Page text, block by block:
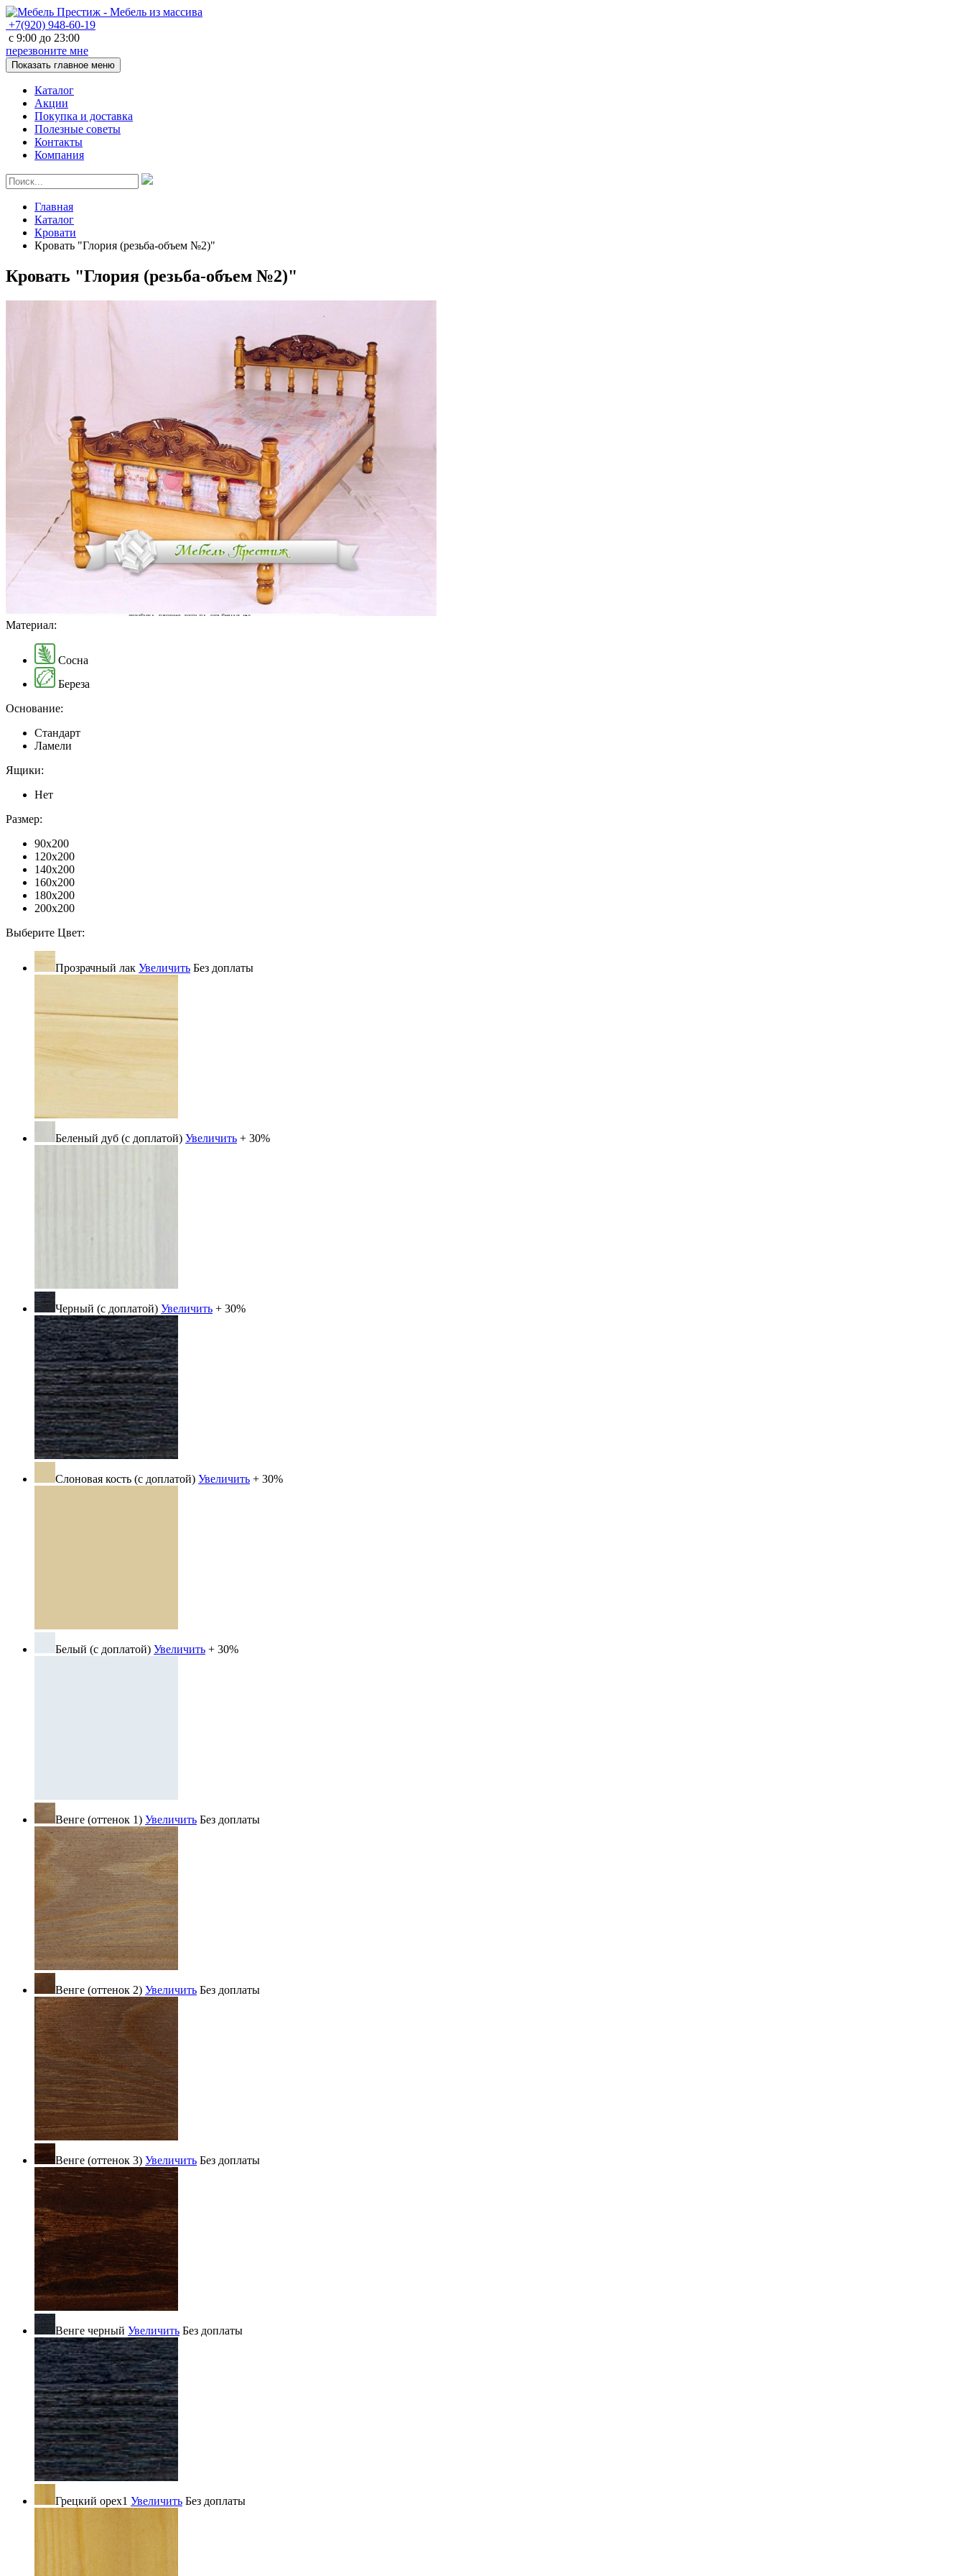
+7(920) 948-60-19
с 9:00 до 23:00
перезвоните мне
Показать главное меню
Каталог
Акции
Покупка и доставка
Полезные советы
Контакты
Компания
Главная
Каталог
Кровати
Кровать "Глория (резьба-объем №2)"
Кровать "Глория (резьба-объем №2)"
Материал:
Сосна
Береза
Основание:
Стандарт
Ламели
Ящики:
Нет
Размер:
90x200
120x200
140x200
160x200
180x200
200x200
Выберите Цвет:
Прозрачный лак Увеличить Без доплаты
Беленый дуб (с доплатой) Увеличить + 30%
Черный (с доплатой) Увеличить + 30%
Слоновая кость (с доплатой) Увеличить + 30%
Белый (с доплатой) Увеличить + 30%
Венге (оттенок 1) Увеличить Без доплаты
Венге (оттенок 2) Увеличить Без доплаты
Венге (оттенок 3) Увеличить Без доплаты
Венге черный Увеличить Без доплаты
Грецкий орех1 Увеличить Без доплаты